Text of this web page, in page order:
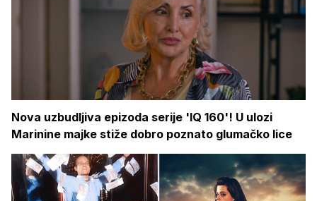
Nova uzbudljiva epizoda serije 'IQ 160'! U ulozi
Marinine majke stiže dobro poznato glumačko lice